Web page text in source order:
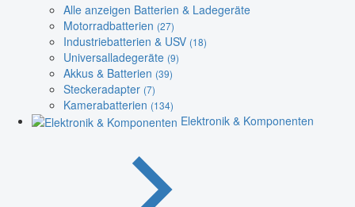
Alle anzeigen Batterien & Ladegeräte
Motorradbatterien (27)
Industriebatterien & USV (18)
Universalladegeräte (9)
Akkus & Batterien (39)
Steckeradapter (7)
Kamerabatterien (134)
Elektronik & Komponenten